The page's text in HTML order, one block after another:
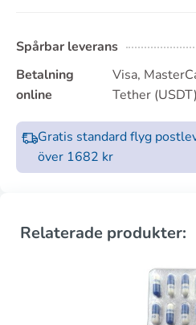
Spårbar leverans
Betalning
online
Visa,
Tether (USDT)
Gratis standard flyg
över 1682 kr
Relaterade produkter: